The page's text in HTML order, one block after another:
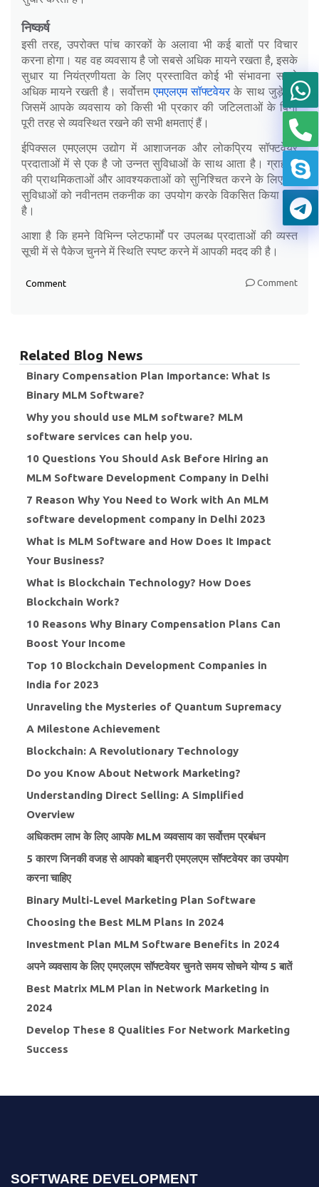
निष्कर्ष
इसी तरह, उपरोक्त पांच कारकों के अलावा भी कई बातों पर विचार
करना होगा। यह वह व्यवसाय है जो सबसे अधिक मायने रखता है, इसके
सुधार या नियंत्रणीयता के लिए प्रस्तावित कोई भी संभावना सबसे
अधिक मायने रखती है। सर्वोत्तमएमएलएम सॉफ्टवेयरके साथ जुड़े रहें
जिसमें आपके व्यवसाय को किसी भी प्रकार की जटिलताओं के बिना
पूरी तरह से व्यवस्थित रखने की सभी क्षमताएं हैं।
ईपिक्सल एमएलएम उद्योग में आशाजनक और लोकप्रिय सॉफ्टवेयर
प्रदाताओं में से एक है जो उन्नत सुविधाओं के साथ आता है। ग्राहकों
की प्राथमिकताओं और आवश्यकताओं को सुनिश्चित करने के लिए इन
सुविधाओं को नवीनतम तकनीक का उपयोग करके विकसित किया गया
है।
आशा है कि हमने विभिन्न प्लेटफार्मों पर उपलब्ध प्रदाताओं की व्यस्त
सूची में से पैकेज चुनने में स्थिति स्पष्ट करने में आपकी मदद की है।
Comment Comment
Related Blog News
Binary Compensation Plan Importance: What Is
Binary MLM Software?
Why you should use MLM software? MLM
software services can help you.
10 Questions You Should Ask Before Hiring an
MLM Software Development Company in Delhi
7 Reason Why You Need to Work with An MLM
software development company in Delhi 2023
What is MLM Software and How Does It Impact
Your Business?
What is Blockchain Technology? How Does
Blockchain Work?
10 Reasons Why Binary Compensation Plans Can
Boost Your Income
Top 10 Blockchain Development Companies in
India for 2023
Unraveling the Mysteries of Quantum Supremacy
A Milestone Achievement
Blockchain: A Revolutionary Technology
Do you Know About Network Marketing?
Understanding Direct Selling: A Simplified
Overview
अधिकतम लाभ के लिए आपके MLM व्यवसाय का सर्वोत्तम प्रबंधन
5 कारण जिनकी वजह से आपको बाइनरी एमएलएम सॉफ्टवेयर का उपयोग
करना चाहिए
Binary Multi-Level Marketing Plan Software
Choosing the Best MLM Plans In 2024
Investment Plan MLM Software Benefits in 2024
अपने व्यवसाय के लिए एमएलएम सॉफ्टवेयर चुनते समय सोचने योग्य 5 बातें
Best Matrix MLM Plan in Network Marketing in
2024
Develop These 8 Qualities For Network Marketing
Success
SOFTWARE DEVELOPMENT